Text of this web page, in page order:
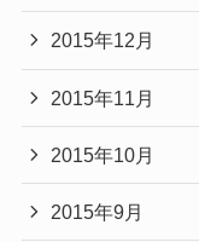
2015年12月
2015年11月
2015年10月
2015年9月